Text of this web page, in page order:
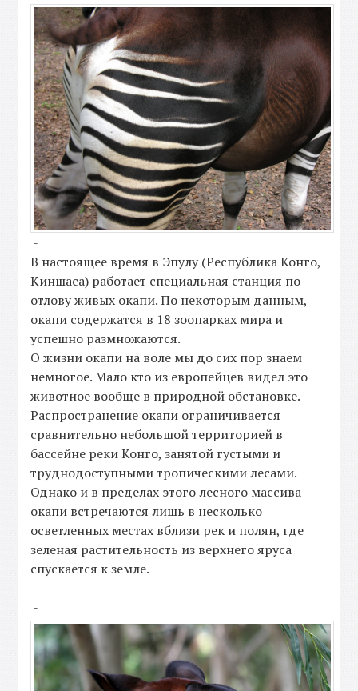
-
В настоящее время в Эпулу (Республика Конго,
Киншаса) работает специальная станция по
отлову живых окапи. По некоторым данным,
окапи содержатся в 18 зоопарках мира и
успешно размножаются.
О жизни окапи на воле мы до сих пор знаем
немногое. Мало кто из европейцев видел это
животное вообще в природной обстановке.
Распространение окапи ограничивается
сравнительно небольшой территорией в
бассейне реки Конго, занятой густыми и
труднодоступными тропическими лесами.
Однако и в пределах этого лесного массива
окапи встречаются лишь в несколько
осветленных местах вблизи рек и полян, где
зеленая растительность из верхнего яруса
спускается к земле.
-
-